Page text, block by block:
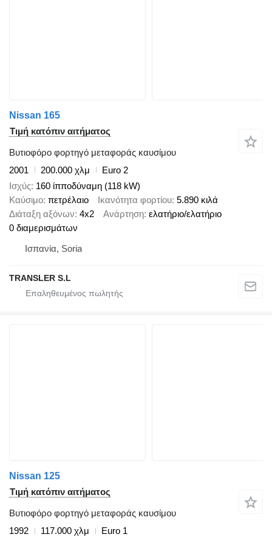
Nissan 165
Τιμή κατόπιν αιτήματος
Βυτιοφόρο φορτηγό μεταφοράς καυσίμου
2001
200.000 χλμ
Euro 2
Ισχύς 160 ίπποδύναμη (118 kW)
Καύσιμο πετρέλαιο Ικανότητα φορτίου 5.890 κιλά
Διάταξη αξόνων 4x2 Ανάρτηση ελατήριο/ελατήριο
0 διαμερισμάτων
Ισπανία, Soria
TRANSLER S.L
Nissan 125
Τιμή κατόπιν αιτήματος
Βυτιοφόρο φορτηγό μεταφοράς καυσίμου
1992
117.000 χλμ
Euro 1